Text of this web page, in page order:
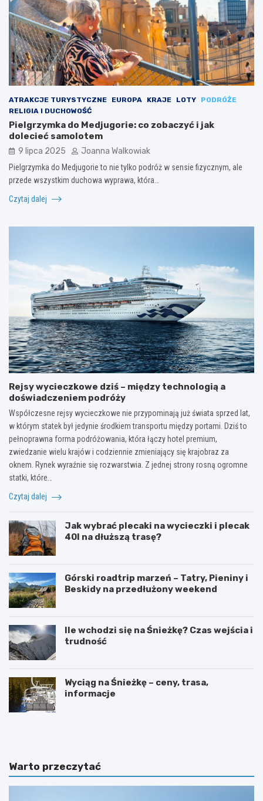
ATRAKCJE TURYSTYCZNE EUROPA KRAJE LOTY
PODRÓŻE
RELIGIA I DUCHOWOŚĆ
Pielgrzymka do Medjugorie: co zobaczyć i jak
dolecieć samolotem
9 lipca 2025 Joanna Walkowiak
Pielgrzymka do Medjugorie to nie tylko podróż w sensie fizycznym, ale
przede wszystkim duchowa wyprawa, która…
Czytaj dalej
Rejsy wycieczkowe dziś – między technologią a
doświadczeniem podróży
Współczesne rejsy wycieczkowe nie przypominają już świata sprzed lat,
w którym statek był jedynie środkiem transportu między portami. Dziś to
pełnoprawna forma podróżowania, która łączy hotel premium,
zwiedzanie wielu krajów i codziennie zmieniający się krajobraz za
oknem. Rynek wyraźnie się rozwarstwia. Z jednej strony rosną ogromne
statki, które…
Czytaj dalej
Jak wybrać plecaki na wycieczki i plecak
40l na dłuższą trasę?
Górski roadtrip marzeń – Tatry, Pieniny i
Beskidy na przedłużony weekend
Ile wchodzi się na Śnieżkę? Czas wejścia i
trudność
Wyciąg na Śnieżkę – ceny, trasa,
informacje
W
O
w
c
O
b
o
t
Warto przeczytać